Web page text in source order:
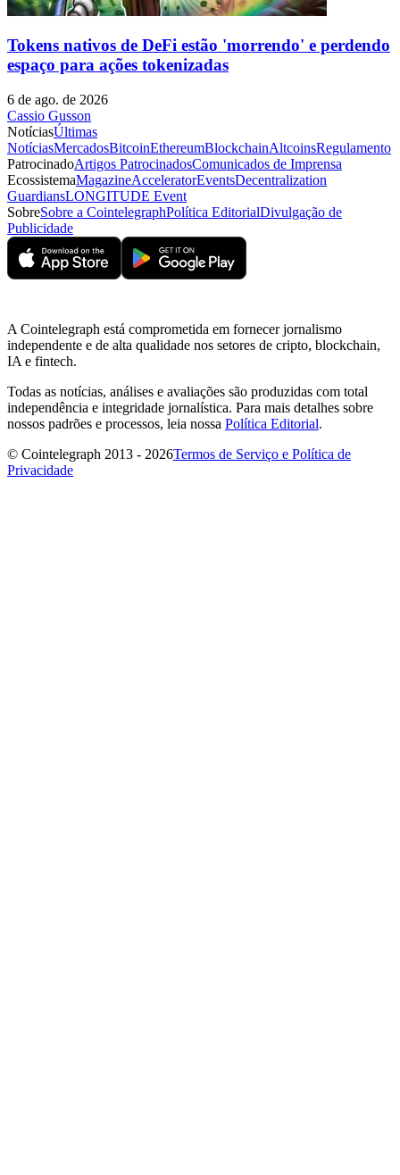
Tokens nativos de DeFi estão 'morrendo' e perdendo
espaço para ações tokenizadas
6 de ago. de 2026
Cassio Gusson
NotíciasÚltimas
NotíciasMercadosBitcoinEthereumBlockchainAltcoinsRegulamento
PatrocinadoArtigos PatrocinadosComunicados de Imprensa
EcossistemaMagazineAcceleratorEventsDecentralization
GuardiansLONGITUDE Event
SobreSobre a CointelegraphPolítica EditorialDivulgação de
Publicidade
A Cointelegraph está comprometida em fornecer jornalismo
independente e de alta qualidade nos setores de cripto, blockchain,
IA e fintech.
Todas as notícias, análises e avaliações são produzidas com total
independência e integridade jornalística. Para mais detalhes sobre
nossos padrões e processos, leia nossa Política Editorial.
© Cointelegraph 2013 - 2026Termos de Serviço e Política de
Privacidade